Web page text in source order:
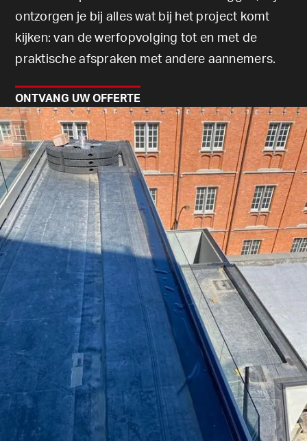
ontzorgen je bij alles wat bij het project komt
kijken: van de werfopvolging tot en met de
praktische afspraken met andere aannemers.
ONTVANG UW OFFERTE